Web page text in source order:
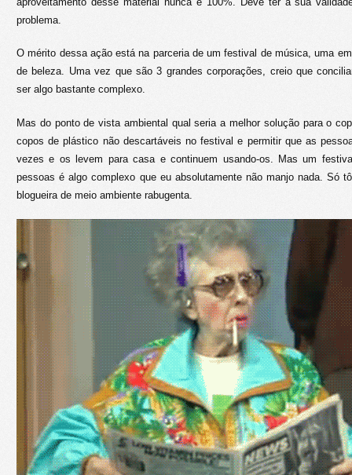
problema.
O mérito dessa ação está na parceria de um festival de música, uma
de beleza. Uma vez que são 3 grandes corporações, creio que
ser algo bastante complexo.
Mas do ponto de vista ambiental qual seria a melhor solução para o
copos de plástico não descartáveis no festival e permitir que as
vezes e os levem para casa e continuem usando-os. Mas um
pessoas é algo complexo que eu absolutamente não manjo nada. Só
blogueira de meio ambiente rabugenta.